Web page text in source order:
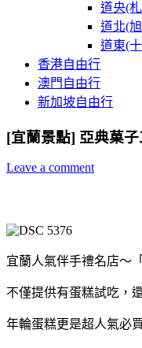
道央(
道北(
道東(
香港自由行
澳門自由行
新加坡自由行
[宜蘭景點] 亞典菓
Leave a comment
宜蘭人氣伴手禮名店～
不僅提供有蛋糕試吃，
年輪蛋糕更是超人氣必